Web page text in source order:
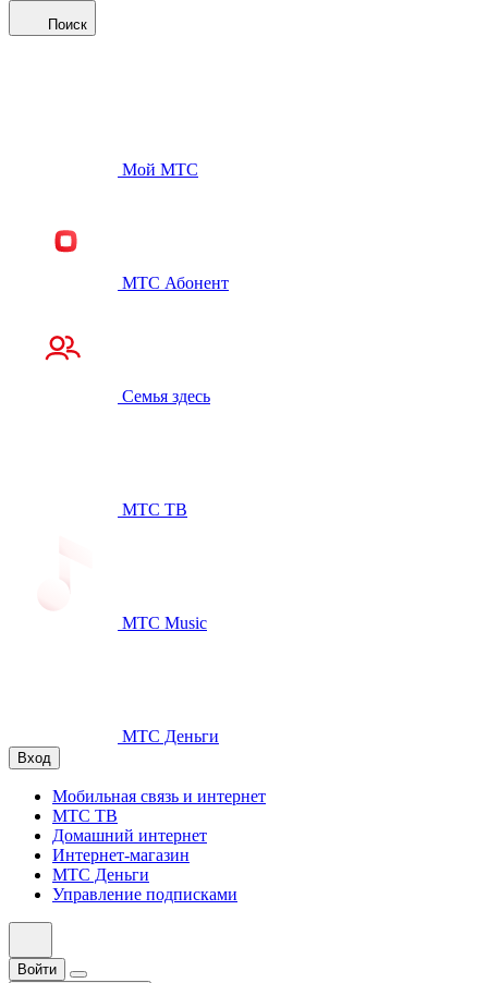
Поиск
Мой МТС
МТС Абонент
Семья здесь
МТС ТВ
МТС Music
МТС Деньги
Вход
Мобильная связь и интернет
МТС ТВ
Домашний интернет
Интернет-магазин
МТС Деньги
Управление подписками
Войти